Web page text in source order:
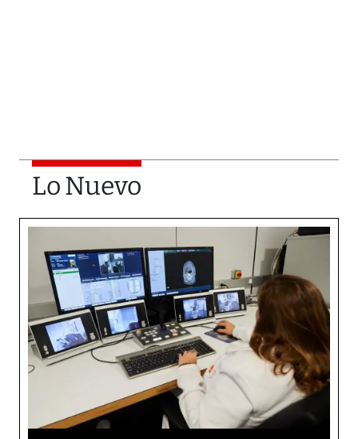
Lo Nuevo